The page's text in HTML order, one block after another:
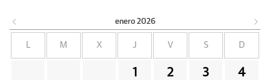
enero 2026
L M X J V S D
1 2 3 4